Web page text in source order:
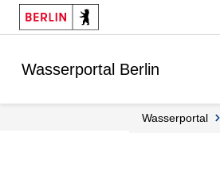
Springe zur Navigation
Springe zum Inhalt
Wasserportal Berlin
Wasserportal